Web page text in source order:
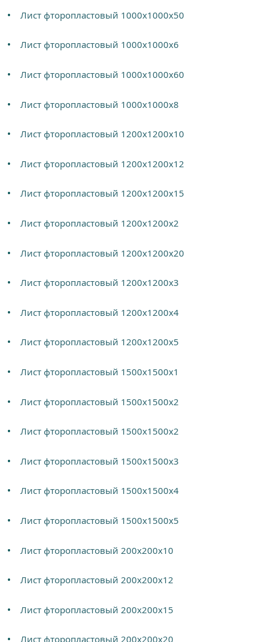
Лист фторопластовый 1000х1000х50
Лист фторопластовый 1000х1000х6
Лист фторопластовый 1000х1000х60
Лист фторопластовый 1000х1000х8
Лист фторопластовый 1200х1200х10
Лист фторопластовый 1200х1200х12
Лист фторопластовый 1200х1200х15
Лист фторопластовый 1200х1200х2
Лист фторопластовый 1200х1200х20
Лист фторопластовый 1200х1200х3
Лист фторопластовый 1200х1200х4
Лист фторопластовый 1200х1200х5
Лист фторопластовый 1500х1500х1
Лист фторопластовый 1500х1500х2
Лист фторопластовый 1500х1500х2
Лист фторопластовый 1500х1500х3
Лист фторопластовый 1500х1500х4
Лист фторопластовый 1500х1500х5
Лист фторопластовый 200х200х10
Лист фторопластовый 200х200х12
Лист фторопластовый 200х200х15
Лист фторопластовый 200х200х20